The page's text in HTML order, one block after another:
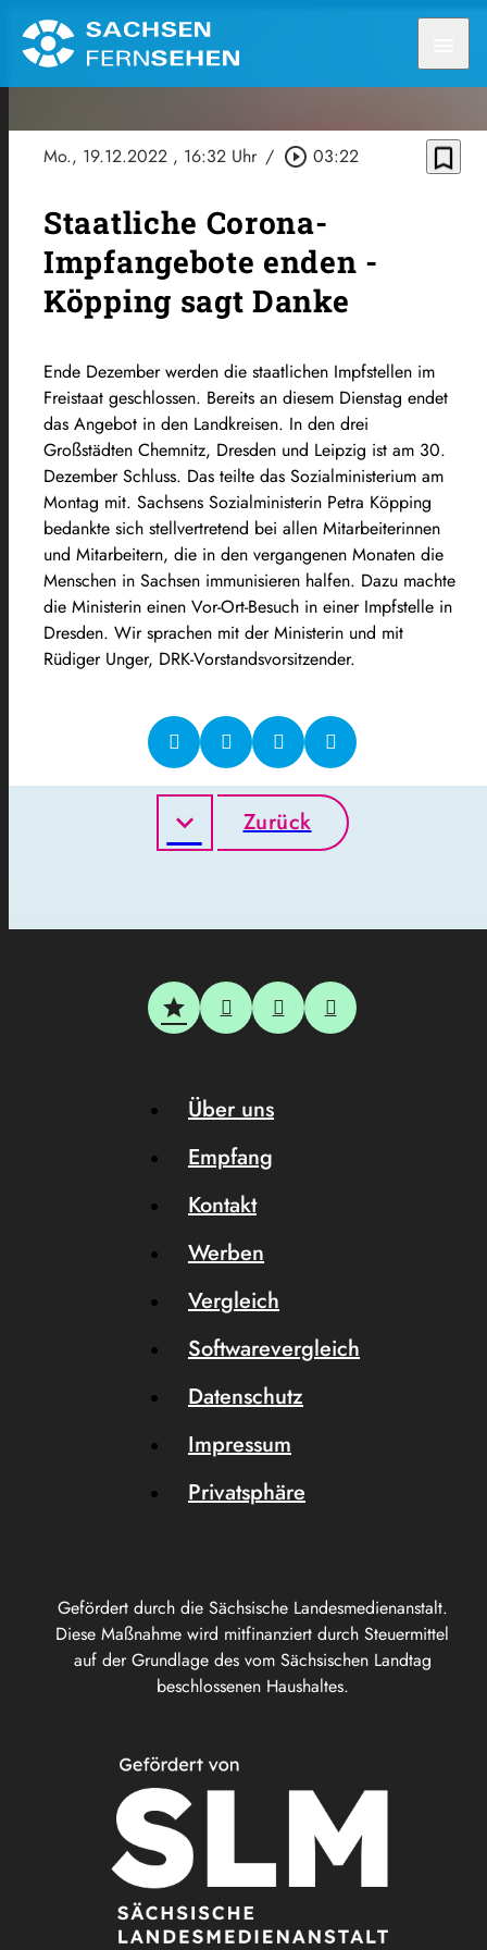
Mo., 19.12.2022 , 16:32 Uhr / play_circle_outline 03:22 bookmark_border
Staatliche Corona-
Impfangebote enden -
Köpping sagt Danke
Ende Dezember werden die staatlichen Impfstellen im
Freistaat geschlossen. Bereits an diesem Dienstag endet
das Angebot in den Landkreisen. In den drei
Großstädten Chemnitz, Dresden und Leipzig ist am 30.
Dezember Schluss. Das teilte das Sozialministerium am
Montag mit. Sachsens Sozialministerin Petra Köpping
bedankte sich stellvertretend bei allen Mitarbeiterinnen
und Mitarbeitern, die in den vergangenen Monaten die
Menschen in Sachsen immunisieren halfen. Dazu machte
die Ministerin einen Vor-Ort-Besuch in einer Impfstelle in
Dresden. Wir sprachen mit der Ministerin und mit
Rüdiger Unger, DRK-Vorstandsvorsitzender.
Zurück
Gefördert durch die Sächsische Landesmedienanstalt.
Diese Maßnahme wird mitfinanziert durch Steuermittel
auf der Grundlage des vom Sächsischen Landtag
beschlossenen Haushaltes.
Über uns
Empfang
Kontakt
Werben
Vergleich
Softwarevergleich
Datenschutz
Impressum
Privatsphäre